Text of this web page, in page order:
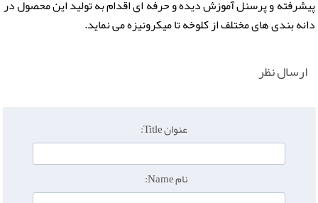
پیشرفته و پرسنل آموزش دیده و حرفه ای اقدام به تولید این محصول در
دانه بندی های مختلف از کلوخه تا میکرونیزه می نماید.
ارسال نظر
عنوان Title:
نام Name: